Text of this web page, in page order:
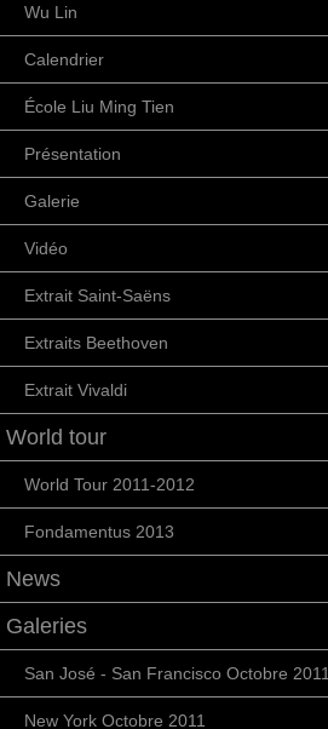
Wu Lin
Calendrier
École Liu Ming Tien
Présentation
Galerie
Vidéo
Extrait Saint-Saëns
Extraits Beethoven
Extrait Vivaldi
World tour
World Tour 2011-2012
Fondamentus 2013
News
Galeries
San José - San Francisco Octobre 2011
New York Octobre 2011